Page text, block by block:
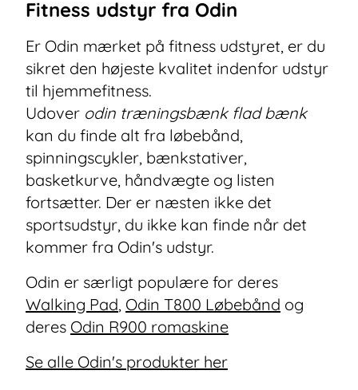
Fitness udstyr fra Odin
Er Odin mærket på fitness udstyret, er du
sikret den højeste kvalitet indenfor udstyr
til hjemmefitness.
Udover odin træningsbænk flad bænk
kan du finde alt fra løbebånd,
spinningscykler, bænkstativer,
basketkurve, håndvægte og listen
fortsætter. Der er næsten ikke det
sportsudstyr, du ikke kan finde når det
kommer fra Odin's udstyr.
Odin er særligt populære for deres
Walking Pad, Odin T800 Løbebånd og
deres Odin R900 romaskine
Se alle Odin's produkter her